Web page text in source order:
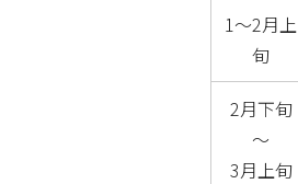
1～2月上
旬
2月下旬
～
3月上旬